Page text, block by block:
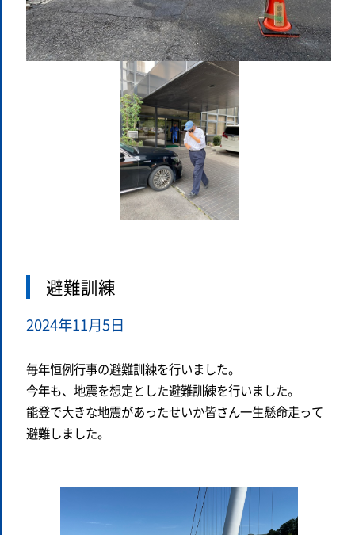
避難訓練
2024年11月5日
毎年恒例行事の避難訓練を行いました。
今年も、地震を想定とした避難訓練を行いました。
能登で大きな地震があったせいか皆さん一生懸命走って
避難しました。